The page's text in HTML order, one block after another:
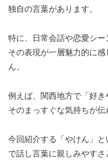
独自の言葉があります。
特に、日常会話や恋愛シー
その表現が一層魅力的に
ん。
例えば、関西地方で「好き
そのまっすぐな気持ちが伝
今回紹介する「やけん」
で話し言葉に親しみやす